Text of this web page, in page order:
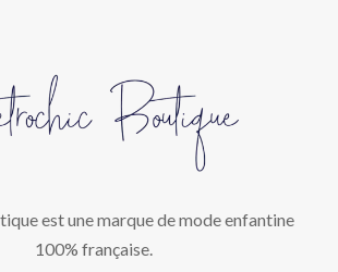
est une marque de mode enfantine
100% française.